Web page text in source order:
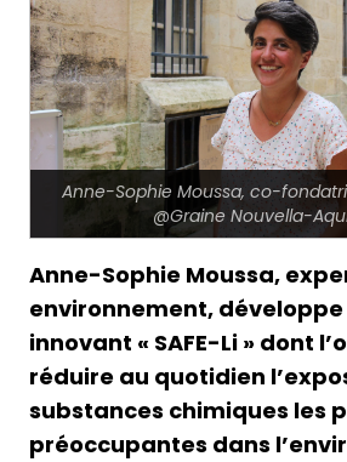
Anne-Sophie Moussa, co-
@Graine Nouvella-
Anne-Sophie Moussa,
environnement,
innovant « SAFE-Li » dont
réduire au quotidien
substances chimiques les
préoccupantes dans